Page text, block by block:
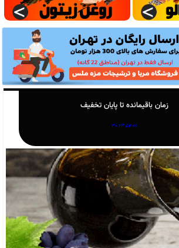
زمان باقیمانده تا پایان تخفیف
مشاهده و خرید
خانگی ۵ کیلویی